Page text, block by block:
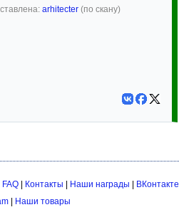
arhitecter (по скану)
FAQ| Контакты Наши награды
ВКонтакте
Наши товары